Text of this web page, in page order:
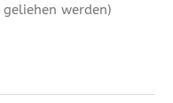
werden)